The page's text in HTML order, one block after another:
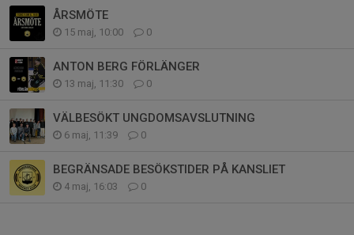
ÅRSMÖTE
15 maj, 10:00 0
ANTON BERG FÖRLÄNGER
13 maj, 11:30 0
VÄLBESÖKT UNGDOMSAVSLUTNING
6 maj, 11:39 0
BEGRÄNSADE BESÖKSTIDER PÅ KANSLIET
4 maj, 16:03 0